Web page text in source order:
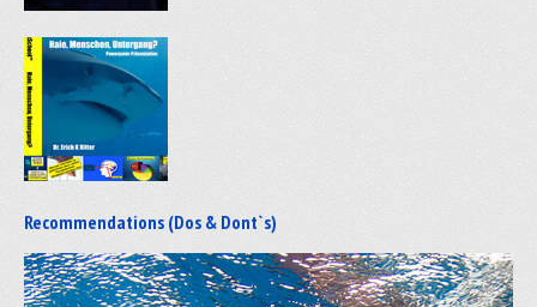
Recommendations (Dos & Dont`s)